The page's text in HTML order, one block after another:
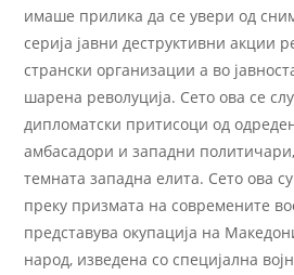
имаше прилика да се увери од
серија јавни деструктивни акции
странски организации а во
шарена револуција. Сето ова се
дипломатски притисоци од
амбасадори и западни
темната западна елита. Сето ова
преку призмата на современите
представува окупација на
народ, изведена со специјална